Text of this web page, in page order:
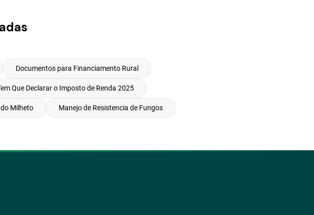
Documentos para Financiamento Rural
Que Declarar o Imposto de Renda 2025
Milheto Manejo de Resistencia de Fungos